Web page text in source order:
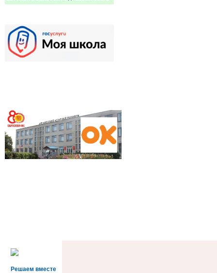
Решаем вместе